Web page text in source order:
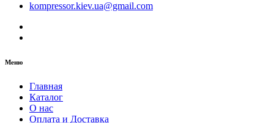
kompressor.kiev.ua@gmail.com
Меню
Главная
Каталог
О нас
Оплата и Доставка